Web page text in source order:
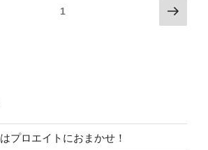
1
次
の
プロエイトにおまかせ！